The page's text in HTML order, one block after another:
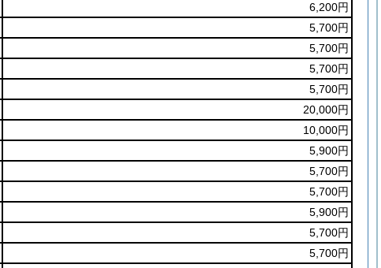
6,200円
5,700円
5,700円
5,700円
5,700円
20,000円
10,000円
5,900円
5,700円
5,700円
5,900円
5,700円
5,700円